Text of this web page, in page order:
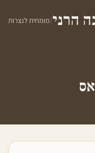
הרני|מומחית לנצרות